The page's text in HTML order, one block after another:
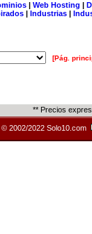
| Web Hosting |
| Industrias |
[Pág.
** Precios
© 2002/2022 Solo10.com